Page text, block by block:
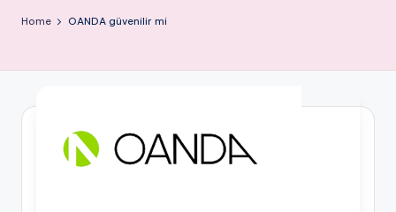
Home OANDA güvenilir mi